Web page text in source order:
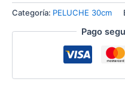
Categoría: PELUCHE 30cm
Pago